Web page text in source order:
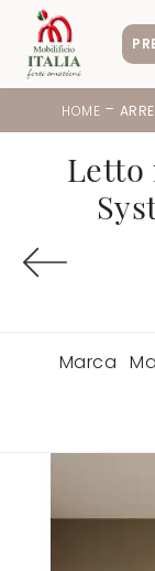
HOME -
Letto
Marca